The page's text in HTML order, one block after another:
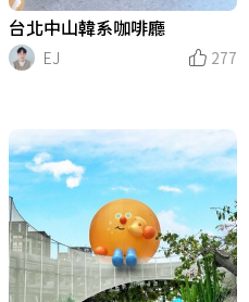
台北中山韓系咖啡廳
EJ
277